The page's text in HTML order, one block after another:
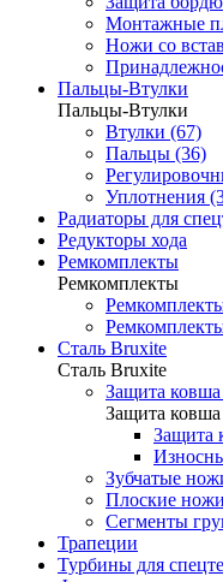
Монтажные
Ножи со
Пальцы-Втулки
Пальцы-Втулки
Втулки (67)
Пальцы (36)
Уплотнения
Радиаторы для
Редукторы хода
Ремкомплекты
Ремкомплекты
Сталь Bruxite
Сталь Bruxite
Защита
Защита
Защита
Зубчатые
Плоские
Сегменты
Трапеции
Турбины для